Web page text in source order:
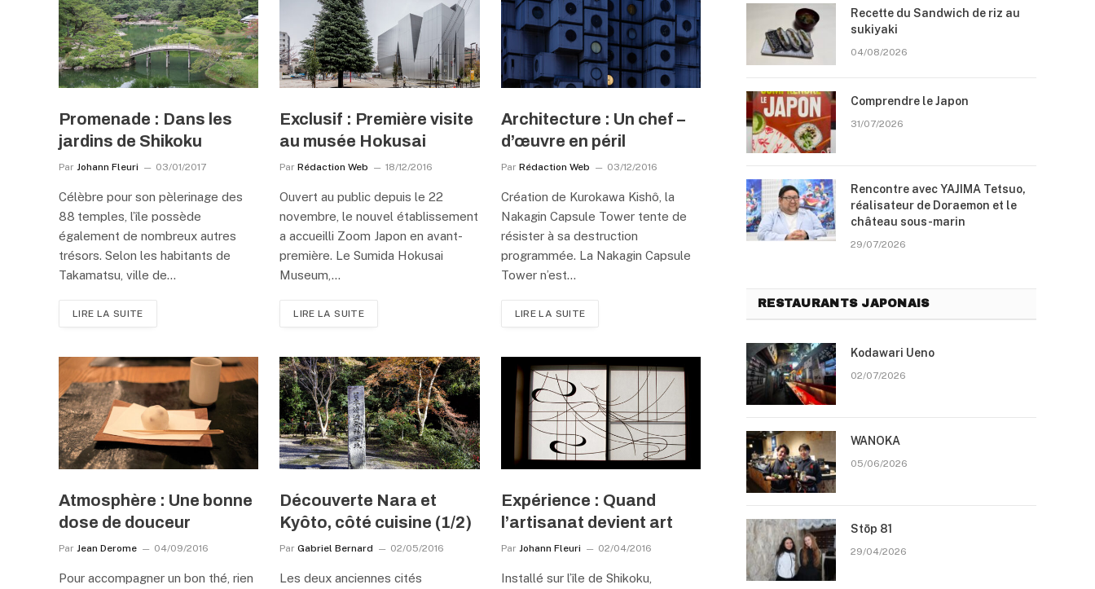
Promenade : Dans les
jardins de Shikoku
Par Johann Fleuri 03/01/2017
Célèbre pour son pèlerinage des
88 temples, l’île possède
également de nombreux autres
trésors. Selon les habitants de
Takamatsu, ville de…
LIRE LA SUITE
Exclusif : Première visite
au musée Hokusai
Par Rédaction Web 18/12/2016
Ouvert au public depuis le 22
novembre, le nouvel établissement
a accueilli Zoom Japon en avant-
première. Le Sumida Hokusai
Museum,…
LIRE LA SUITE
Architecture : Un chef –
d’œuvre en péril
Par Rédaction Web 03/12/2016
Création de Kurokawa Kishô, la
Nakagin Capsule Tower tente de
résister à sa destruction
programmée. La Nakagin Capsule
Tower n’est…
LIRE LA SUITE
Atmosphère : Une bonne
dose de douceur
Par Jean Derome 04/09/2016
Pour accompagner un bon thé, rien
Découverte Nara et
Kyôto, côté cuisine (1/2)
Par Gabriel Bernard 02/05/2016
Les deux anciennes cités
Expérience : Quand
l’artisanat devient art
Par Johann Fleuri 02/04/2016
Installé sur l’île de Shikoku,
Recette du Sandwich de riz au
sukiyaki
04/08/2026
Comprendre le Japon
31/07/2026
Rencontre avec YAJIMA Tetsuo,
réalisateur de Doraemon et le
château sous-marin
29/07/2026
RESTAURANTS JAPONAIS
Kodawari Ueno
02/07/2026
WANOKA
05/06/2026
Stōp 81
29/04/2026